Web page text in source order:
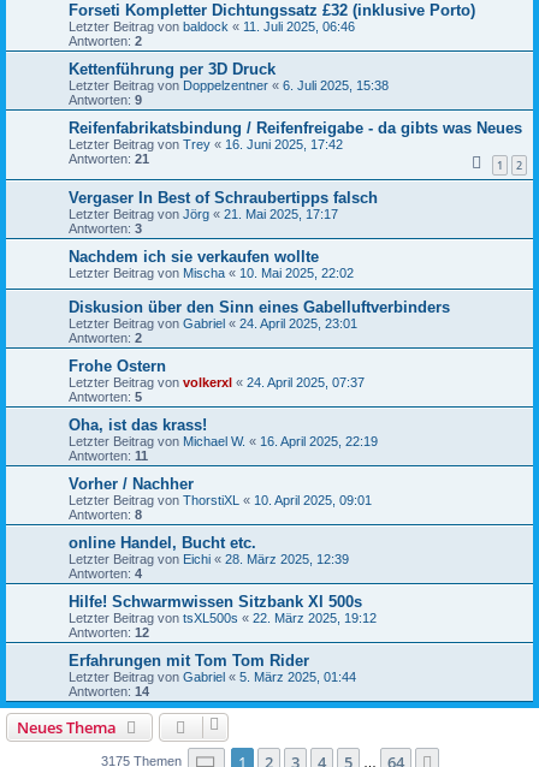
Forseti Kompletter Dichtungssatz £32 (inklusive Porto)
Letzter Beitrag von baldock « 11. Juli 2025, 06:46
Antworten: 2
Kettenführung per 3D Druck
Letzter Beitrag von Doppelzentner « 6. Juli 2025, 15:38
Antworten: 9
Reifenfabrikatsbindung / Reifenfreigabe - da gibts was Neues
Letzter Beitrag von Trey « 16. Juni 2025, 17:42
Antworten: 21 1 2
Vergaser In Best of Schraubertipps falsch
Letzter Beitrag von Jörg « 21. Mai 2025, 17:17
Antworten: 3
Nachdem ich sie verkaufen wollte
Letzter Beitrag von Mischa « 10. Mai 2025, 22:02
Diskusion über den Sinn eines Gabelluftverbinders
Letzter Beitrag von Gabriel « 24. April 2025, 23:01
Antworten: 2
Frohe Ostern
Letzter Beitrag von volkerxl « 24. April 2025, 07:37
Antworten: 5
Oha, ist das krass!
Letzter Beitrag von Michael W. « 16. April 2025, 22:19
Antworten: 11
Vorher / Nachher
Letzter Beitrag von ThorstiXL « 10. April 2025, 09:01
Antworten: 8
online Handel, Bucht etc.
Letzter Beitrag von Eichi « 28. März 2025, 12:39
Antworten: 4
Hilfe! Schwarmwissen Sitzbank Xl 500s
Letzter Beitrag von tsXL500s « 22. März 2025, 19:12
Antworten: 12
Erfahrungen mit Tom Tom Rider
Letzter Beitrag von Gabriel « 5. März 2025, 01:44
Antworten: 14
Neues Thema
3175 Themen Seite 1von 64
1 2 3 4 5 64